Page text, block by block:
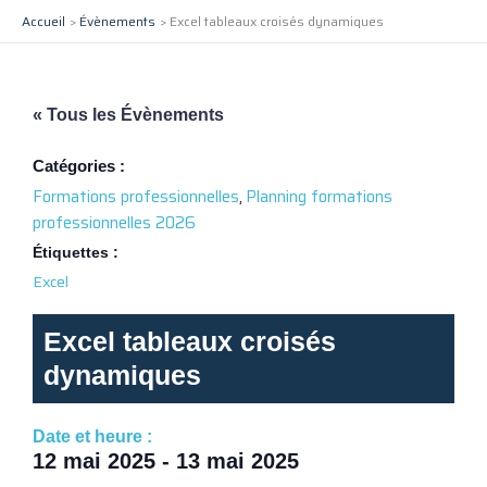
Accueil Évènements Excel tableaux croisés dynamiques
« Tous les Évènements
Catégories :
Formations professionnelles, Planning formations
professionnelles 2026
Étiquettes :
Excel
Excel tableaux croisés
dynamiques
Date et heure :
12 mai 2025 - 13 mai 2025